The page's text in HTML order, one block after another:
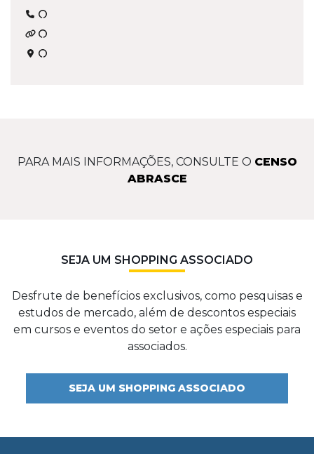
PARA MAIS INFORMAÇÕES, CONSULTE O CENSO
ABRASCE
SEJA UM SHOPPING ASSOCIADO
Desfrute de benefícios exclusivos, como pesquisas e
estudos de mercado, além de descontos especiais
em cursos e eventos do setor e ações especiais para
associados.
SEJA UM SHOPPING ASSOCIADO